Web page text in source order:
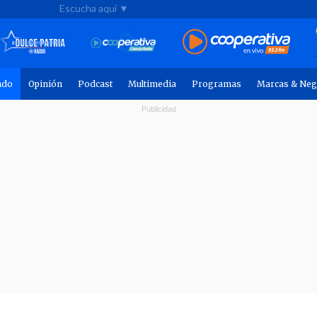
Escucha aquí ▼
Opinión Podcast Multimedia Programas Marcas &